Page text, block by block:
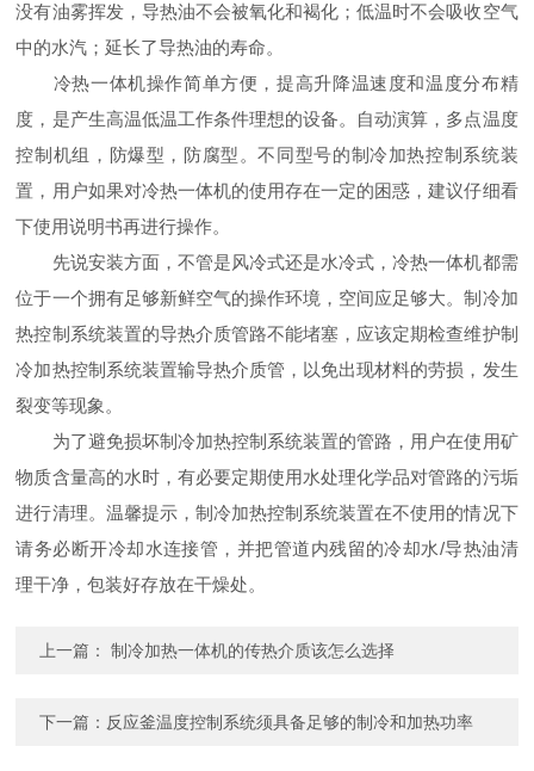
没有油雾挥发，导热油不会被氧化和褐化；低温时不会吸收空气
中的水汽；延长了导热油的寿命。
冷热一体机操作简单方便，提高升降温速度和温度分布精
度，是产生高温低温工作条件理想的设备。自动演算，多点温度
控制机组，防爆型，防腐型。不同型号的制冷加热控制系统装
置，用户如果对冷热一体机的使用存在一定的困惑，建议仔细看
下使用说明书再进行操作。
先说安装方面，不管是风冷式还是水冷式，冷热一体机都需
位于一个拥有足够新鲜空气的操作环境，空间应足够大。制冷加
热控制系统装置的导热介质管路不能堵塞，应该定期检查维护制
冷加热控制系统装置输导热介质管，以免出现材料的劳损，发生
裂变等现象。
为了避免损坏制冷加热控制系统装置的管路，用户在使用矿
物质含量高的水时，有必要定期使用水处理化学品对管路的污垢
进行清理。温馨提示，制冷加热控制系统装置在不使用的情况下
请务必断开冷却水连接管，并把管道内残留的冷却水/导热油清
理干净，包装好存放在干燥处。
上一篇：制冷加热一体机的传热介质该怎么选择
下一篇： 反应釜温度控制系统须具备足够的制冷和加热功率